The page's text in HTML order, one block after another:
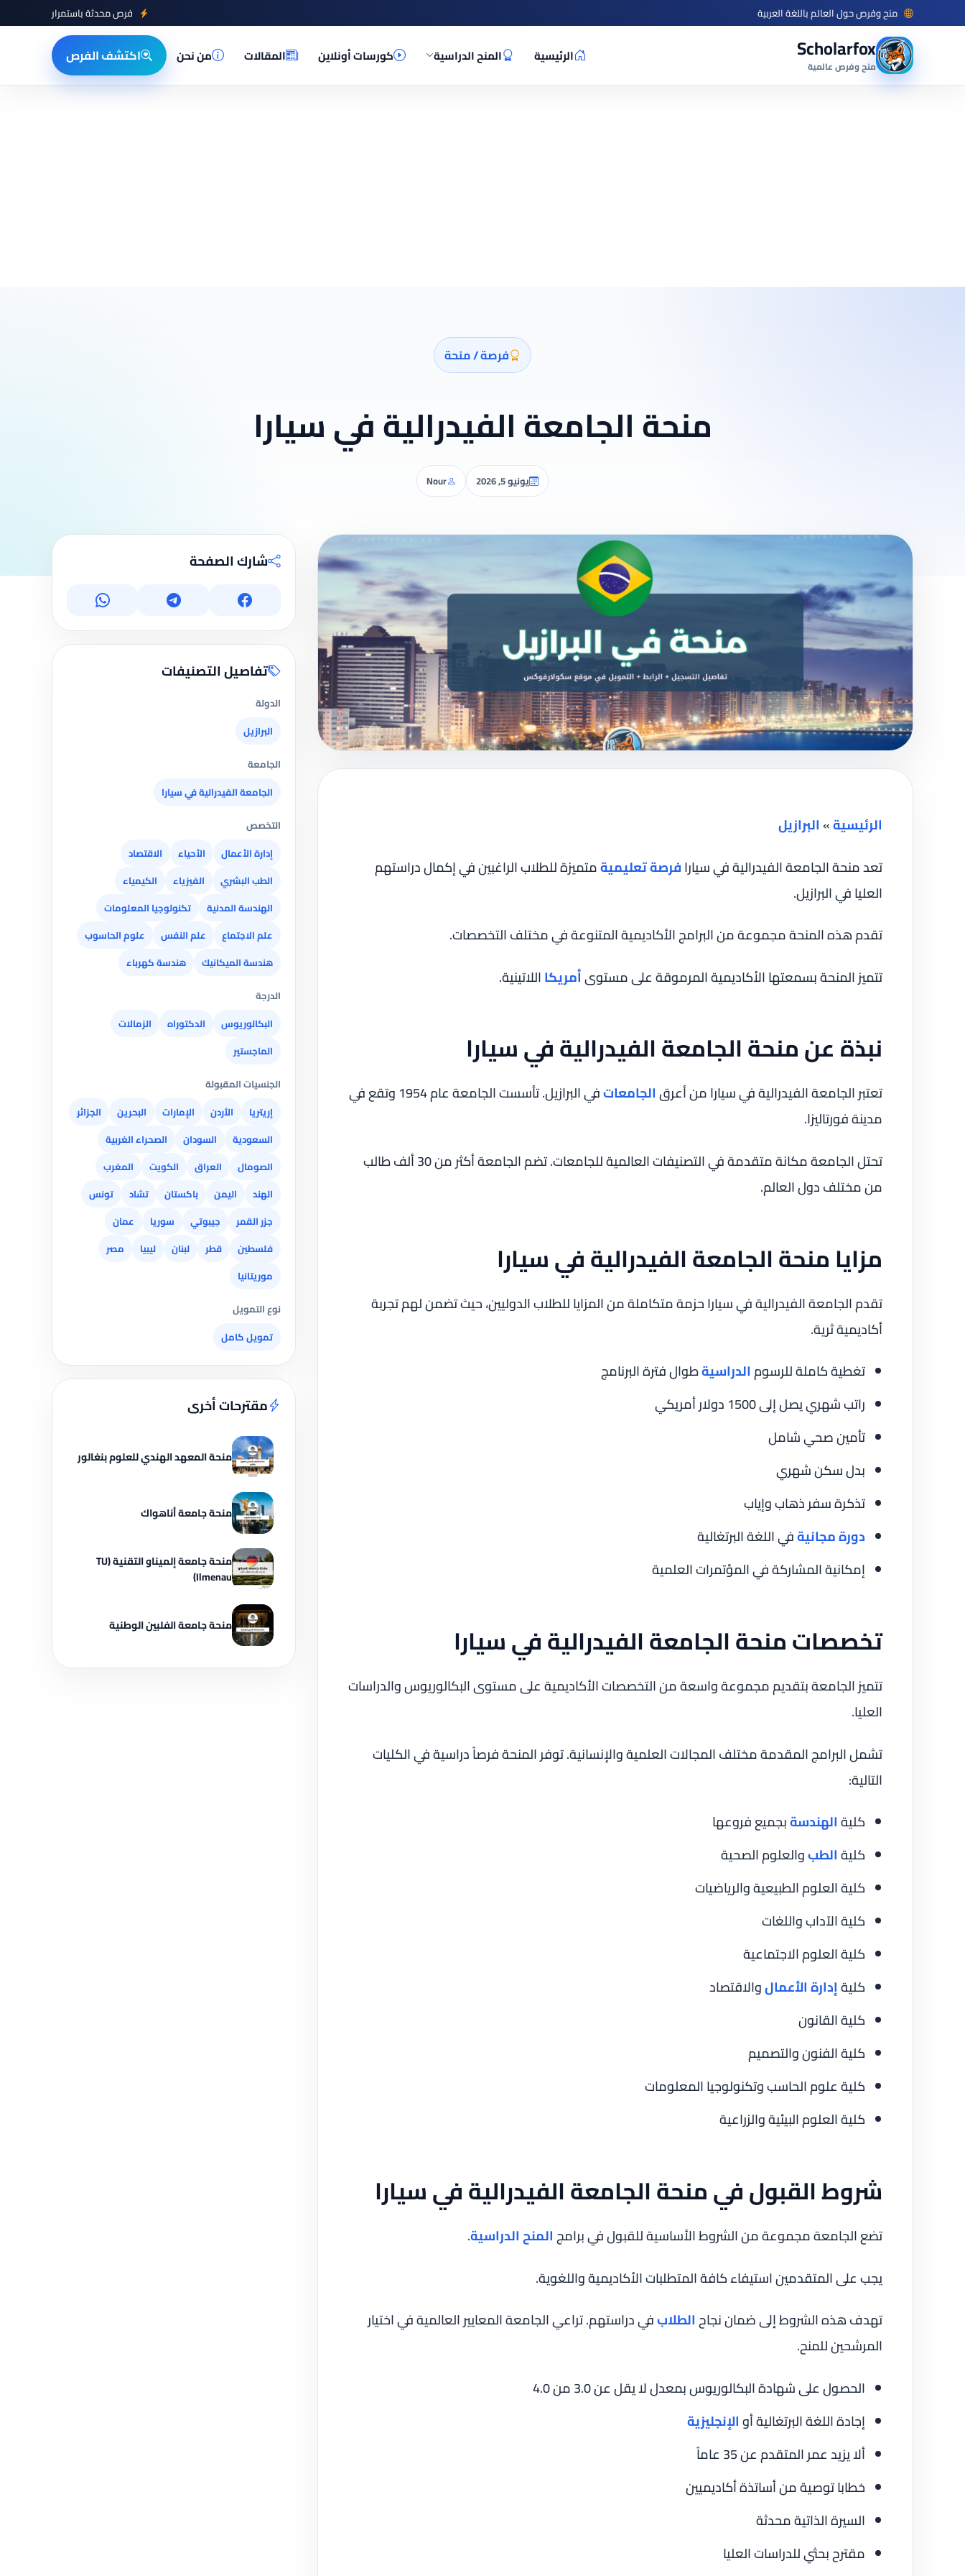
منح وفرص حول العالم باللغة العربية فرص محدثة باستمرار
Scholarfox
منح وفرص عالمية
الرئيسية المنح الدراسية كورسات أونلاين المقالات من نحن اكتشف الفرص
فرصة / منحة
منحة الجامعة الفيدرالية في سيارا
يونيو 5, 2026 Nour
الرئيسية»البرازيل
تعد منحة الجامعة الفيدرالية في سيارافرصة تعليميةمتميزة للطلاب الراغبين في إكمال دراستهم
العليا في البرازيل.
تقدم هذه المنحة مجموعة من البرامج الأكاديمية المتنوعة في مختلف التخصصات.
تتميز المنحة بسمعتها الأكاديمية المرموقة على مستوىأمريكااللاتينية.
نبذة عن منحة الجامعة الفيدرالية في سيارا
تعتبر الجامعة الفيدرالية في سيارا من أعرقالجامعات
في البرازيل. تأسست الجامعة عام 1954 وتقع في
مدينة فورتاليزا.
تحتل الجامعة مكانة متقدمة في التصنيفات العالمية للجامعات. تضم الجامعة أكثر من 30 ألف طالب
من مختلف دول العالم.
مزايا منحة الجامعة الفيدرالية في سيارا
تقدم الجامعة الفيدرالية في سيارا حزمة متكاملة من المزايا للطلاب الدوليين، حيث تضمن لهم تجربة
أكاديمية ثرية.
تغطية كاملة للرسومالدراسيةطوال فترة البرنامج
راتب شهري يصل إلى 1500 دولار أمريكي
تأمين صحي شامل
بدل سكن شهري
تذكرة سفر ذهاب وإياب
دورة مجانيةفي اللغة البرتغالية
إمكانية المشاركة في المؤتمرات العلمية
تخصصات منحة الجامعة الفيدرالية في سيارا
تتميز الجامعة بتقديم مجموعة واسعة من التخصصات الأكاديمية على مستوى البكالوريوس والدراسات
العليا.
تشمل البرامج المقدمة مختلف المجالات العلمية والإنسانية. توفر المنحة فرصاً دراسية في الكليات
التالية:
كليةالهندسةبجميع فروعها
كليةالطبوالعلوم الصحية
كلية العلوم الطبيعية والرياضيات
كلية الآداب واللغات
كلية العلوم الاجتماعية
كليةإدارة الأعمالوالاقتصاد
كلية القانون
كلية الفنون والتصميم
كلية علوم الحاسب وتكنولوجيا المعلومات
كلية العلوم البيئية والزراعية
شروط القبول في منحة الجامعة الفيدرالية في سيارا
تضع الجامعة مجموعة من الشروط الأساسية للقبول في برامجالمنح الدراسية.
يجب على المتقدمين استيفاء كافة المتطلبات الأكاديمية واللغوية.
تهدف هذه الشروط إلى ضمان نجاحالطلابفي دراستهم. تراعي الجامعة المعايير العالمية في اختيار
المرشحين للمنح.
الحصول على شهادة البكالوريوس بمعدل لا يقل عن 3.0 من 4.0
إجادة اللغة البرتغالية أوالإنجليزية
ألا يزيد عمر المتقدم عن 35 عاماً
خطابا توصية من أساتذة أكاديميين
السيرة الذاتية محدثة
مقترح بحثي للدراسات العليا
شارك الصفحة
تفاصيل التصنيفات
الدولة
البرازيل
الجامعة
الجامعة الفيدرالية في سيارا
التخصص
إدارة الأعمال
الأحياء
الاقتصاد
الطب البشري
الفيزياء
الكيمياء
الهندسة المدنية
تكنولوجيا المعلومات
علم الاجتماع
علم النفس
علوم الحاسوب
هندسة الميكانيك
هندسة كهرباء
الدرجة
البكالوريوس
الدكتوراه
الزمالات
الماجستير
الجنسيات المقبولة
إريتريا
الأردن الإمارات البحرين
الجزائر
السعودية
السودان
الصحراء الغربية
الصومال
العراق الكويت
المغرب
الهند
اليمن باكستان تشاد
تونس
جزر القمر
جيبوتي سوريا
عمان
فلسطين
قطر لبنان ليبيا
مصر
موريتانيا
نوع التمويل
تمويل كامل
مقترحات أخرى
منحة المعهد الهندي للعلوم بنغالور
منحة جامعة أناهواك
منحة جامعة إلميناو التقنية (TU
Ilmenau)
منحة جامعة الفلبين الوطنية